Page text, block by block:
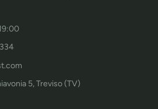
5, Treviso (TV)